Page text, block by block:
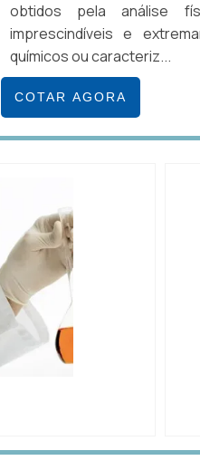
obtidos pela análise
imprescindíveis e
químicos ou caracteriz...
COTAR AGORA